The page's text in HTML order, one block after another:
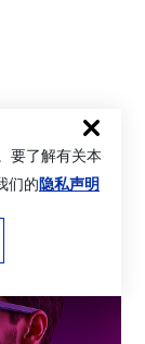
要了解有关本
们的隐私声明